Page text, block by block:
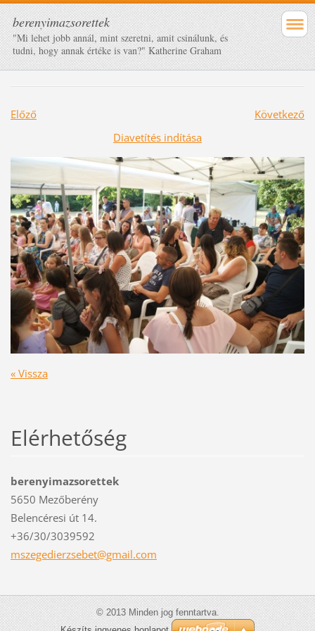
berenyimazsorettek
"Mi lehet jobb annál, mint szeretni, amit csinálunk, és
tudni, hogy annak értéke is van?" Katherine Graham
Előző
Következő
Diavetítés indítása
« Vissza
Elérhetőség
berenyimazsorettek
5650 Mezőberény
Belencéresi út 14.
+36/30/3039592
mszegedierzsebet@gmail.com
© 2013 Minden jog fenntartva.